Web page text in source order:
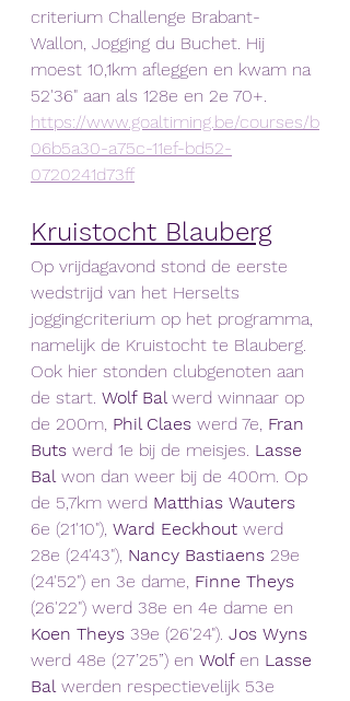
criterium Challenge Brabant-
Wallon, Jogging du Buchet. Hij
moest 10,1km afleggen en kwam na
52'36" aan als 128e en 2e 70+.
https://www.goaltiming.be/courses/b
06b5a30-a75c-11ef-bd52-
0720241d73ff
Kruistocht Blauberg
Op vrijdagavond stond de eerste
wedstrijd van het Herselts
joggingcriterium op het programma,
namelijk de Kruistocht te Blauberg.
Ook hier stonden clubgenoten aan
de start. Wolf Bal werd winnaar op
de 200m, Phil Claes werd 7e, Fran
Buts werd 1e bij de meisjes. Lasse
Bal won dan weer bij de 400m. Op
de 5,7km werd Matthias Wauters
6e (21'10"), Ward Eeckhout werd
28e (24'43"), Nancy Bastiaens 29e
(24'52") en 3e dame, Finne Theys
(26'22") werd 38e en 4e dame en
Koen Theys 39e (26'24"). Jos Wyns
werd 48e (27’25”) en Wolf en Lasse
Bal werden respectievelijk 53e